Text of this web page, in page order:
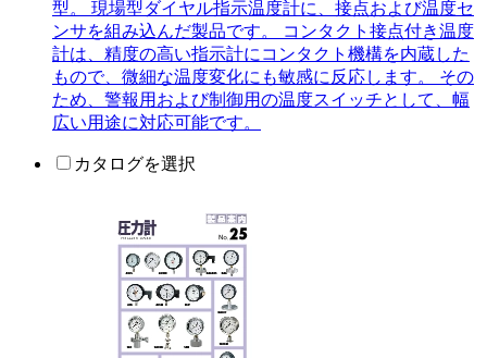
型。 現場型ダイヤル指示温度計に、接点および温度セ
ンサを組み込んだ製品です。 コンタクト接点付き温度
計は、精度の高い指示計にコンタクト機構を内蔵した
もので、微細な温度変化にも敏感に反応します。 その
ため、警報用および制御用の温度スイッチとして、幅
広い用途に対応可能です。
カタログを選択